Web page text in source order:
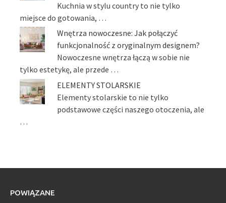
Kuchnia w stylu country to nie tylko
miejsce do gotowania, …
Wnętrza nowoczesne: Jak połączyć
funkcjonalność z oryginalnym designem?
Nowoczesne wnętrza łączą w sobie nie
tylko estetykę, ale przede …
ELEMENTY STOLARSKIE
Elementy stolarskie to nie tylko
podstawowe części naszego otoczenia, ale
…
POWIĄZANE